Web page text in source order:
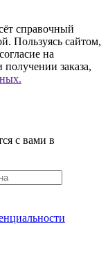
справочный
Пользуясь сайтом,
на
заказа,
с вами в